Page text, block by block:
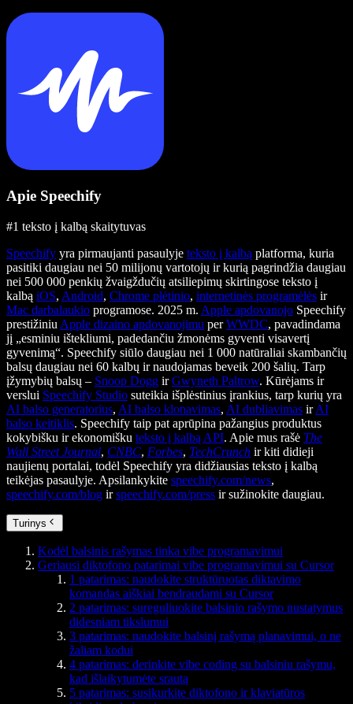
Apie Speechify
#1 teksto į kalbą skaitytuvas
Speechify yra pirmaujanti pasaulyje teksto į kalbą platforma, kuria
pasitiki daugiau nei 50 milijonų vartotojų ir kurią pagrindžia daugiau
nei 500 000 penkių žvaigždučių atsiliepimų skirtingose teksto į
kalbą iOS, Android, Chrome plėtinio, internetinės programėlės ir
Mac darbalaukio programose. 2025 m. Apple apdovanojo Speechify
prestižiniu Apple dizaino apdovanojimu perWWDC, pavadindama
jį „esminiu ištekliumi, padedančiu žmonėms gyventi visavertį
gyvenimą“. Speechify siūlo daugiau nei 1 000 natūraliai skambančių
balsų daugiau nei 60 kalbų ir naudojamas beveik 200 šalių. Tarp
įžymybių balsų – Snoop Dogg irGwyneth Paltrow. Kūrėjams ir
verslui Speechify Studio suteikia išplėstinius įrankius, tarp kurių yra
AI balso generatorius, AI balso klonavimas, AI dubliavimas irAI
balso keitiklis. Speechify taip pat aprūpina pažangius produktus
kokybišku ir ekonomišku teksto į kalbą API. Apie mus rašė The
Wall Street Journal, CNBC, Forbes, TechCrunch ir kiti didieji
naujienų portalai, todėl Speechify yra didžiausias teksto į kalbą
teikėjas pasaulyje. Apsilankykite speechify.com/news,
speechify.com/blog irspeechify.com/press ir sužinokite daugiau.
Turinys
Kodėl balsinis rašymas tinka vibe programavimui
Geriausi diktofono patarimai vibe programavimui su Cursor
1 patarimas: naudokite struktūruotas diktavimo
komandas aiškiai bendraudami su Cursor
2 patarimas: sureguliuokite balsinio rašymo nustatymus
didesniam tikslumui
3 patarimas: naudokite balsinį rašymą planavimui, o ne
žaliam kodui
4 patarimas: derinkite vibe coding su balsiniu rašymu,
kad išlaikytumėte srautą
5 patarimas: susikurkite diktofono ir klaviatūros